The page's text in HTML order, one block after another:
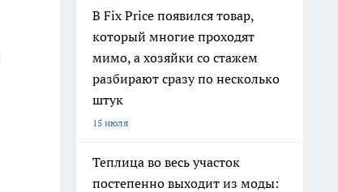
В Fix Price появился товар,
который многие проходят
мимо, а хозяйки со стажем
разбирают сразу по несколько
штук
15 июля
Теплица во весь участок
постепенно выходит из моды: